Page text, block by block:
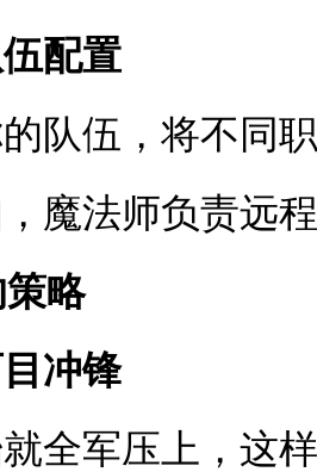
配置
队伍，将不同
魔法师负责远
略
冲锋
全军压上，这